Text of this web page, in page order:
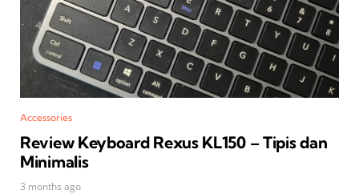
Accessories
Review Keyboard Rexus KL150 – Tipis dan
Minimalis
3 months ago